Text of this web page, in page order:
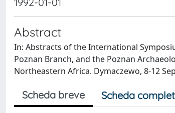
Abstract
In: Abstracts of the International
Poznan Branch, and the Poznan
Northeastern Africa. Dymaczewo, 8-12
Scheda breve Scheda